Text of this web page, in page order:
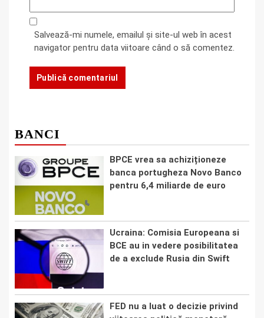
Salvează-mi numele, emailul și site-ul web în acest
navigator pentru data viitoare când o să comentez.
BANCI
BPCE vrea sa achiziționeze
banca portugheza Novo Banco
pentru 6,4 miliarde de euro
Ucraina: Comisia Europeana si
BCE au in vedere posibilitatea
de a exclude Rusia din Swift
FED nu a luat o decizie privind